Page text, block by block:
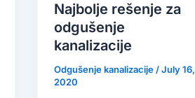
Najbolje rešenje za
odgušenje
kanalizacije
Odgušenje kanalizacije/July 16,
2020